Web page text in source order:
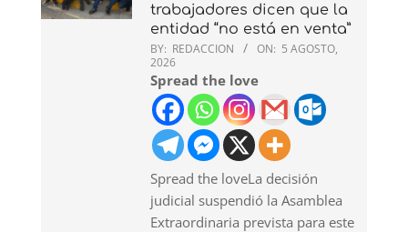
trabajadores dicen que la
entidad “no está en venta”
BY: REDACCION ON: 5 AGOSTO,
2026
Spread the love
Spread the loveLa decisión
judicial suspendió la Asamblea
Extraordinaria prevista para este